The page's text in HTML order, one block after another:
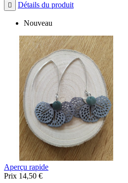
 Détails du produit
Nouveau
Aperçu rapide
Prix 14,50 €